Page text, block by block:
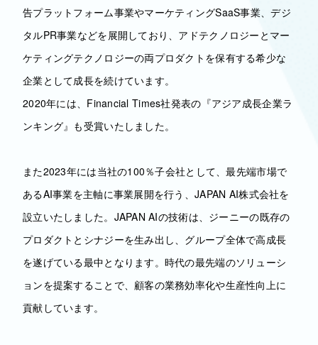
告プラットフォーム事業やマーケティングSaaS事業、デジ
タルPR事業などを展開しており、アドテクノロジーとマー
ケティングテクノロジーの両プロダクトを保有する希少な
企業として成長を続けています。
2020年には、Financial Times社発表の『アジア成長企業ラ
ンキング』も受賞いたしました。
また2023年には当社の100％子会社として、最先端市場で
あるAI事業を主軸に事業展開を行う、JAPAN AI株式会社を
設立いたしました。JAPAN AIの技術は、ジーニーの既存の
プロダクトとシナジーを生み出し、グループ全体で高成長
を遂げている最中となります。時代の最先端のソリューシ
ョンを提案することで、顧客の業務効率化や生産性向上に
貢献しています。